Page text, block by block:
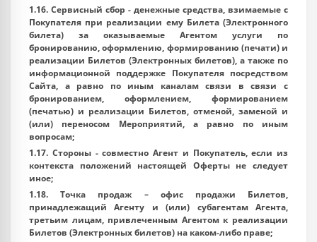
1.16. Сервисный сбор - денежные средства, взимаемые с
Покупателя при реализации ему Билета (Электронного
билета) за оказываемые Агентом услуги по
бронированию, оформлению, формированию (печати) и
реализации Билетов (Электронных билетов), а также по
информационной поддержке Покупателя посредством
Сайта, а равно по иным каналам связи в связи с
бронированием, оформлением, формированием
(печатью) и реализации Билетов, отменой, заменой и
(или) переносом Мероприятий, а равно по иным
вопросам;
1.17. Стороны- совместно Агент и Покупатель, если из
контекста положений настоящей Оферты не следует
иное;
1.18.Точка продаж– офис продажи Билетов,
принадлежащий Агенту и (или) субагентам Агента,
третьим лицам, привлеченным Агентом к реализации
Билетов (Электронных билетов) на каком-либо праве;